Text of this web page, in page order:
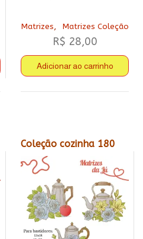
Matrizes, Matrizes Coleção
R$ 28,00
Adicionar ao carrinho
Coleção cozinha 180